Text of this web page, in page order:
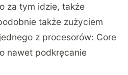
za tym idzie, także
także zużyciem
z procesorów: Core
nawet podkręcanie